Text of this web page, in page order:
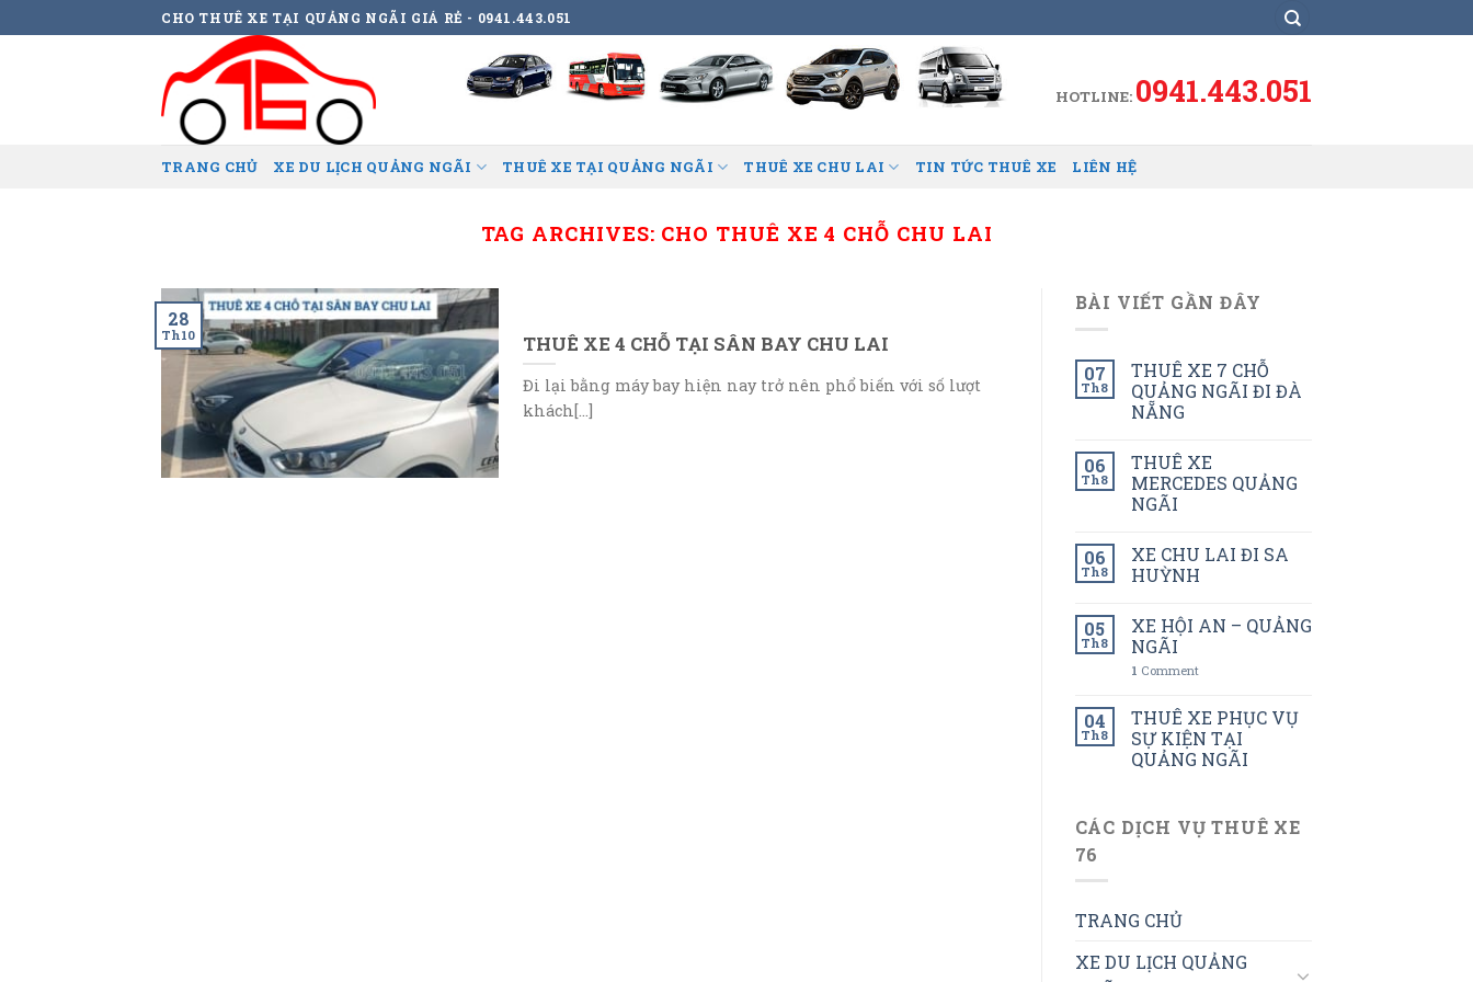
to
CHO THUÊ XE TẠI QUẢNG NGÃI GIÁ RẺ - 0941.443.051
HOTLINE: 0941.443.051
TRANG CHỦ XE DU LỊCH QUẢNG NGÃI THUÊ XE TẠI QUẢNG NGÃI THUÊ XE CHU LAI TIN TỨC THUÊ XE LIÊN HỆ
TAG ARCHIVES: CHO THUÊ XE 4 CHỖ CHU LAI
THUÊ XE 4 CHỖ TẠI SÂN BAY CHU LAI
Đi lại bằng máy bay hiện nay trở nên phổ biến với số lượt
khách[...]
28
Th10
BÀI VIẾT GẦN ĐÂY
07
Th8
THUÊ XE 7 CHỖ
QUẢNG NGÃI ĐI ĐÀ
NẴNG
06
Th8
THUÊ XE
MERCEDES QUẢNG
NGÃI
06
Th8
XE CHU LAI ĐI SA
HUỲNH
05
Th8
XE HỘI AN – QUẢNG
NGÃI
1 Comment
04
Th8
THUÊ XE PHỤC VỤ
SỰ KIỆN TẠI
QUẢNG NGÃI
CÁC DỊCH VỤ THUÊ XE
76
TRANG CHỦ
XE DU LỊCH QUẢNG